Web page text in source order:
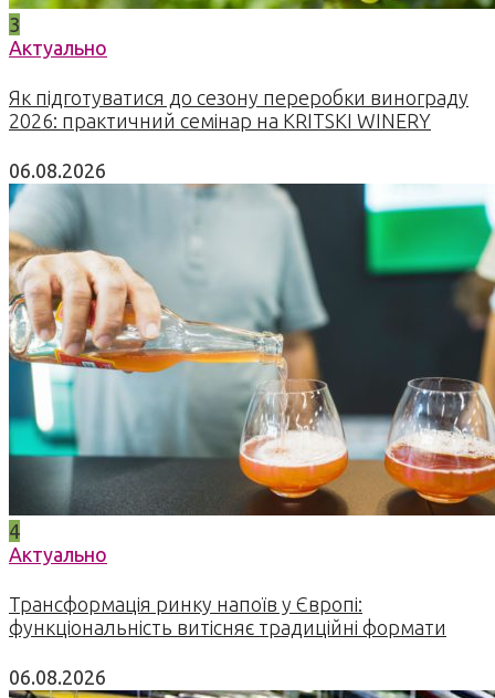
3
Актуально
Як підготуватися до сезону переробки винограду
2026: практичний семінар на KRITSKI WINERY
06.08.2026
4
Актуально
Трансформація ринку напоїв у Європі:
функціональність витісняє традиційні формати
06.08.2026